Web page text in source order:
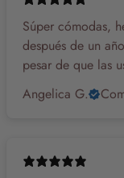
Súper cómodas,
después de un
pesar de que las
Angelica G.